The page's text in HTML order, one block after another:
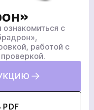
с
работой с